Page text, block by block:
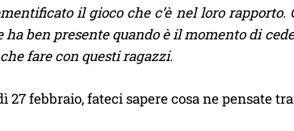
il gioco che c’è nel loro
ben presente quando è il momento di
fare con questi ragazzi.
27 febbraio, fateci sapere cosa ne pensate